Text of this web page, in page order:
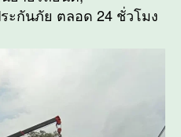
ะกันภัย ตลอด 24 ชั่วโมง